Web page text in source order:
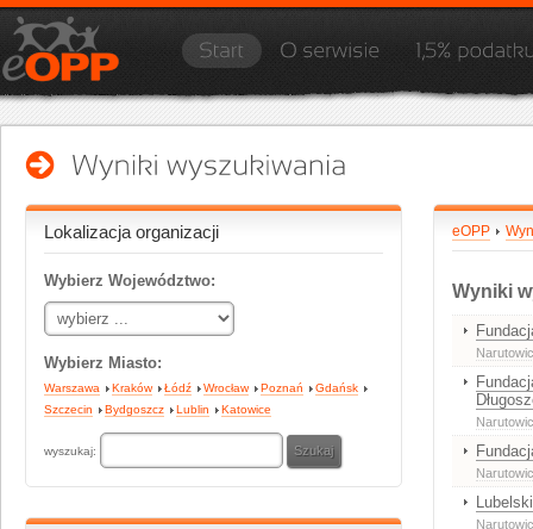
Lokalizacja organizacji
Wybierz Województwo:
Wybierz Miasto:
Warszawa Kraków Łódź Wrocław Poznań
Gdańsk
Szczecin
Bydgoszcz Lublin Katowice
wyszukaj:
eOPP
Wyniki